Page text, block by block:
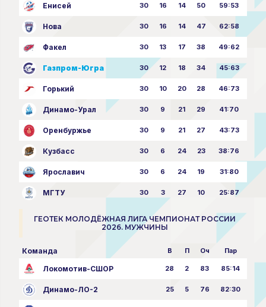
Енисей 30 16 14 50 59:53
Нова 30 16 14 47 62:58
Факел 30 13 17 38 49:62
Газпром-Югра 30 12 18 34 45:63
Горький 30 10 20 28 46:73
Динамо-Урал 30 9 21 29 41:70
Оренбуржье 30 9 21 27 43:73
Кузбасс 30 6 24 23 38:76
Ярославич 30 6 24 19 31:80
МГТУ 30 3 27 10 25:87
ГЕОТЕК МОЛОДЁЖНАЯ ЛИГА ЧЕМПИОНАТ РОССИИ
2026. МУЖЧИНЫ
Команда В П Оч Пар
Локомотив-СШОР 28 2 83 85:14
Динамо-ЛО-2 25 5 76 82:30